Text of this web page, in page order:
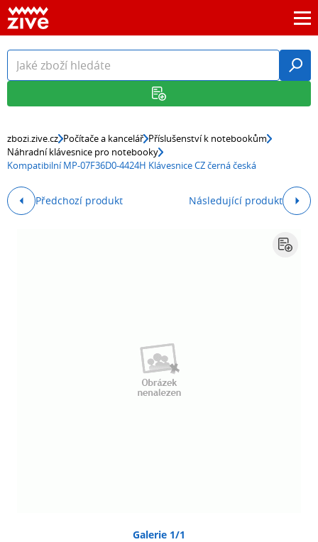
zbozi.zive.cz Počítače a kancelář Příslušenství k notebookům
Náhradní klávesnice pro notebooky
Kompatibilní MP-07F36D0-4424H Klávesnice CZ černá česká
Předchozí produkt Následující produkt
Galerie 1/1